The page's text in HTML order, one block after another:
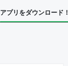
アプリをダウンロード！